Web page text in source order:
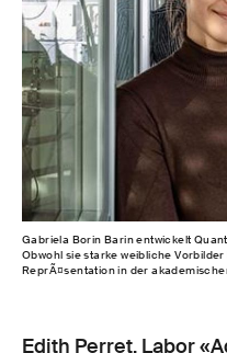
Gabriela Borin Barin entwickelt
Obwohl sie starke weibliche
ReprÃ¤sentation in der
Edith Perret, Labor